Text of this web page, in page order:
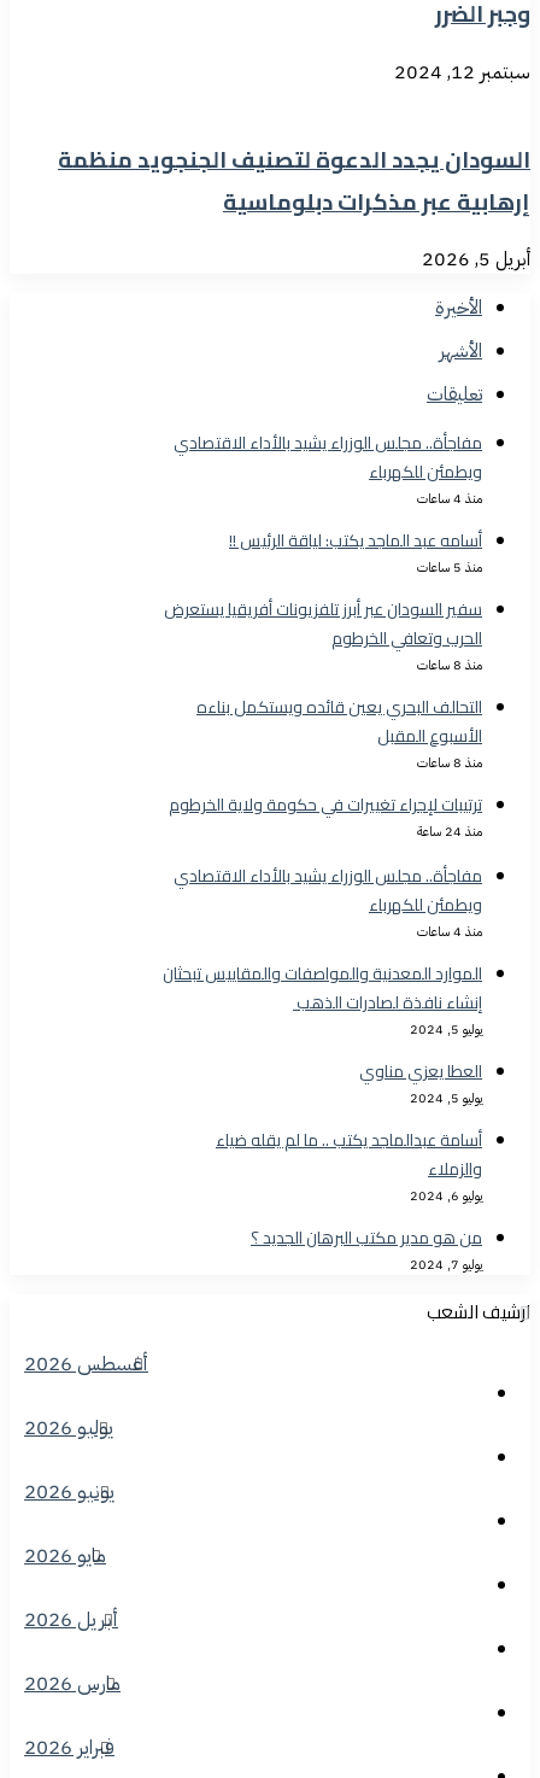
وجبر الضرر
سبتمبر 12, 2024
السودان يجدد الدعوة لتصنيف الجنجويد منظمة
إرهابية عبر مذكرات دبلوماسية
أبريل 5, 2026
الأخيرة
الأشهر
تعليقات
مفاجأة.. مجلس الوزراء يشيد بالأداء الاقتصادي
ويطمئن للكهرباء
منذ 4 ساعات
أسامه عبد الماجد يكتب: لياقة الرئيس !!
منذ 5 ساعات
سفير السودان عبر أبرز تلفزيونات أفريقيا يستعرض
الحرب وتعافي الخرطوم
منذ 8 ساعات
التحالف البحري يعين قائده ويستكمل بناءه
الأسبوع المقبل
منذ 8 ساعات
ترتيبات لإجراء تغييرات في حكومة ولاية الخرطوم
منذ 24 ساعة
مفاجأة.. مجلس الوزراء يشيد بالأداء الاقتصادي
ويطمئن للكهرباء
منذ 4 ساعات
الموارد المعدنية والمواصفات والمقاييس تبحثان
إنشاء نافذة لصادرات الذهب
يوليو 5, 2024
العطا يعزي مناوي
يوليو 5, 2024
أسامة عبدالماجد يكتب .. ما لم يقله ضياء
والزملاء
يوليو 6, 2024
من هو مدير مكتب البرهان الجديد ؟
يوليو 7, 2024
ارشيف الشعب
أغسطس 2026
يوليو 2026
يونيو 2026
مايو 2026
أبريل 2026
مارس 2026
فبراير 2026